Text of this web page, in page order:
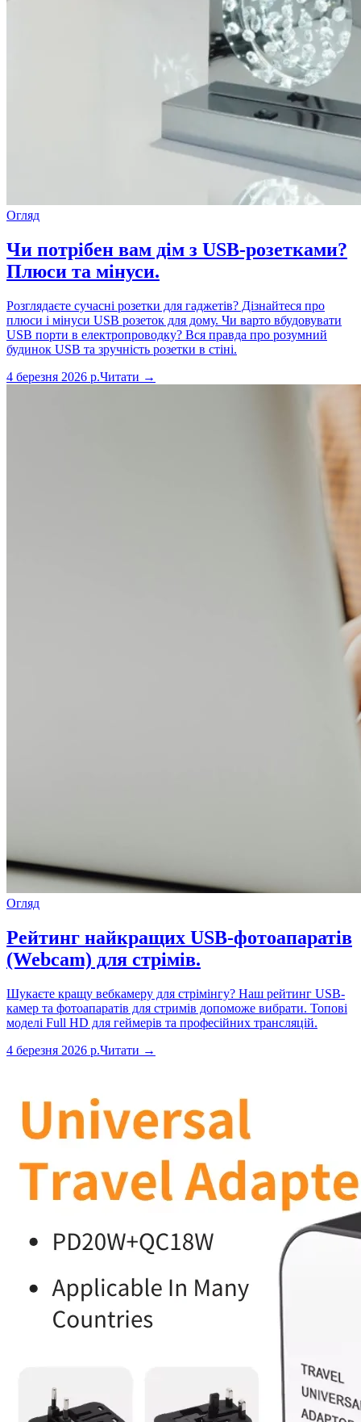
Огляд
Чи потрібен вам дім з USB-розетками?
Плюси та мінуси.
Розглядаєте сучасні розетки для гаджетів? Дізнайтеся про
плюси і мінуси USB розеток для дому. Чи варто вбудовувати
USB порти в електропроводку? Вся правда про розумний
будинок USB та зручність розетки в стіні.
4 березня 2026 р.Читати →
Огляд
Рейтинг найкращих USB-фотоапаратів
(Webcam) для стрімів.
Шукаєте кращу вебкамеру для стрімінгу? Наш рейтинг USB-
камер та фотоапаратів для стримів допоможе вибрати. Топові
моделі Full HD для геймерів та професійних трансляцій.
4 березня 2026 р.Читати →